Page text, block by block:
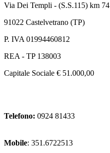
Via Dei Templi - (S.S.115) km 74
91022 Castelvetrano (TP)
P. IVA 01994460812
REA - TP 138003
Capitale Sociale € 51.000,00
Telefono: 0924 81433
Mobile: 351.6722513